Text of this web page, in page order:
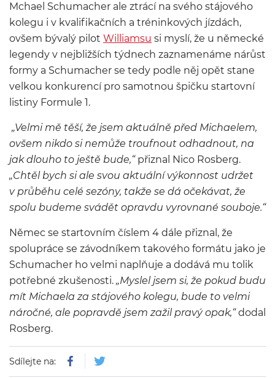
Mchael Schumacher ale ztrácí na svého stájového
kolegu i v kvalifikačních a tréninkových jízdách,
ovšem bývalý pilot Williamsu si myslí, že u německé
legendy v nejbližších týdnech zaznamenáme nárůst
formy a Schumacher se tedy podle něj opět stane
velkou konkurencí pro samotnou špičku startovní
listiny Formule 1.
„Velmi mě těší, že jsem aktuálně před Michaelem,
ovšem nikdo si nemůže troufnout odhadnout, na
jak dlouho to ještě bude,“ přiznal Nico Rosberg.
„Chtěl bych si ale svou aktuální výkonnost udržet
v průběhu celé sezóny, takže se dá očekávat, že
spolu budeme svádět opravdu vyrovnané souboje.“
Němec se startovním číslem 4 dále přiznal, že
spolupráce se závodníkem takového formátu jako je
Schumacher ho velmi naplňuje a dodává mu tolik
potřebné zkušenosti. „Myslel jsem si, že pokud budu
mít Michaela za stájového kolegu, bude to velmi
náročné, ale popravdě jsem zažil pravý opak,“dodal
Rosberg.
Sdílejte na: